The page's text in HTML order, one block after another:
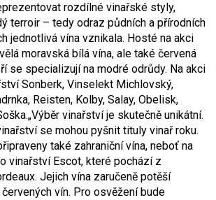
rozdílné vinařské styly,
terroir – tedy odraz půdních a přírodních
jednotlivá vína vznikala. Hosté na akci
moravská bílá vína, ale také červená
se specializují na modré odrůdy. Na akci
Sonberk, Vinselekt Michlovský,
Reisten, Kolby, Salay, Obelisk,
„Výběr vinařství je skutečně unikátní.
se mohou pyšnit tituly vinař roku.
také zahraniční vína, neboť na
vinařství Escot, které pochází z
Jejich vína zaručeně potěší
vín. Pro osvěžení bude